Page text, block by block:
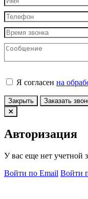
Я согласен на
Закрыть Заказать
Авторизация
У вас еще нет учетной
Войти по Email Войти